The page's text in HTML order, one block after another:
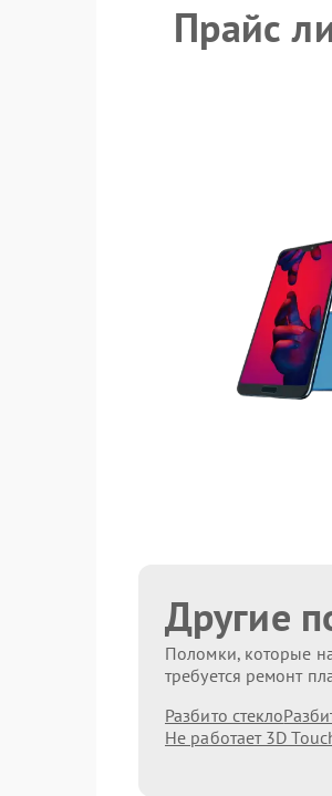
Прайс
Другие
Поломки, которые
требуется ремонт
Разбито стекло
Не работает 3D